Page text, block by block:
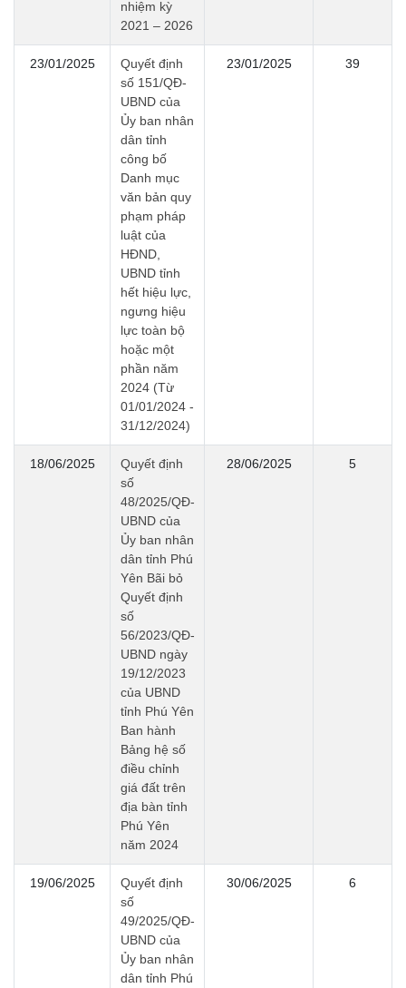
nhiệm kỳ
2021 – 2026
23/01/2025
Quyết định
số 151/QĐ-
UBND của
Ủy ban nhân
dân tỉnh
công bố
Danh mục
văn bản quy
phạm pháp
luật của
HĐND,
UBND tỉnh
hết hiệu lực,
ngưng hiệu
lực toàn bộ
hoặc một
phần năm
2024 (Từ
01/01/2024 -
31/12/2024)
23/01/2025 39
18/06/2025
Quyết định
số
48/2025/QĐ-
UBND của
Ủy ban nhân
dân tỉnh Phú
Yên Bãi bỏ
Quyết định
số
56/2023/QĐ-
UBND ngày
19/12/2023
của UBND
tỉnh Phú Yên
Ban hành
Bảng hệ số
điều chỉnh
giá đất trên
địa bàn tỉnh
Phú Yên
năm 2024
28/06/2025 5
19/06/2025
Quyết định
số
49/2025/QĐ-
UBND của
Ủy ban nhân
dân tỉnh Phú
30/06/2025 6